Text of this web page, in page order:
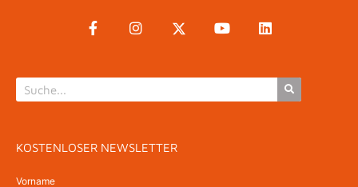
KOSTENLOSER NEWSLETTER
Vorname